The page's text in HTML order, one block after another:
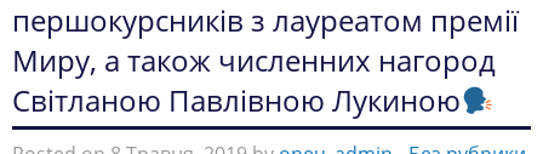
першокурсників з лауреатом премії
Миру, а також численних нагород
Світланою Павлівною Лукиною